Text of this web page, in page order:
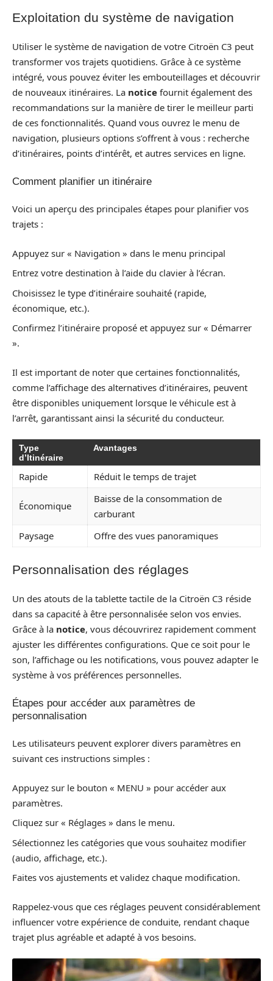
Exploitation du système de navigation
Utiliser le système de navigation de votre Citroën C3 peut
transformer vos trajets quotidiens. Grâce à ce système
intégré, vous pouvez éviter les embouteillages et découvrir
de nouveaux itinéraires. La notice fournit également des
recommandations sur la manière de tirer le meilleur parti
de ces fonctionnalités. Quand vous ouvrez le menu de
navigation, plusieurs options s’offrent à vous : recherche
d’itinéraires, points d’intérêt, et autres services en ligne.
Comment planifier un itinéraire
Voici un aperçu des principales étapes pour planifier vos
trajets :
Appuyez sur « Navigation » dans le menu principal
Entrez votre destination à l’aide du clavier à l’écran.
Choisissez le type d’itinéraire souhaité (rapide,
économique, etc.).
Confirmez l’itinéraire proposé et appuyez sur « Démarrer
».
Il est important de noter que certaines fonctionnalités,
comme l’affichage des alternatives d’itinéraires, peuvent
être disponibles uniquement lorsque le véhicule est à
l’arrêt, garantissant ainsi la sécurité du conducteur.
Type
d’Itinéraire
Avantages
Rapide Réduit le temps de trajet
Économique
Baisse de la consommation de
carburant
Paysage
Offre des vues panoramiques
Personnalisation des réglages
Un des atouts de la tablette tactile de la Citroën C3 réside
dans sa capacité à être personnalisée selon vos envies.
Grâce à la notice, vous découvrirez rapidement comment
ajuster les différentes configurations. Que ce soit pour le
son, l’affichage ou les notifications, vous pouvez adapter le
système à vos préférences personnelles.
Étapes pour accéder aux paramètres de
personnalisation
Les utilisateurs peuvent explorer divers paramètres en
suivant ces instructions simples :
Appuyez sur le bouton « MENU » pour accéder aux
paramètres.
Cliquez sur « Réglages » dans le menu.
Sélectionnez les catégories que vous souhaitez modifier
(audio, affichage, etc.).
Faites vos ajustements et validez chaque modification.
Rappelez-vous que ces réglages peuvent considérablement
influencer votre expérience de conduite, rendant chaque
trajet plus agréable et adapté à vos besoins.